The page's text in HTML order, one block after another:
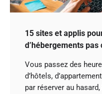
15 sites et applis
d’hébergements pas
Vous passez des
d’hôtels,
par réserver au